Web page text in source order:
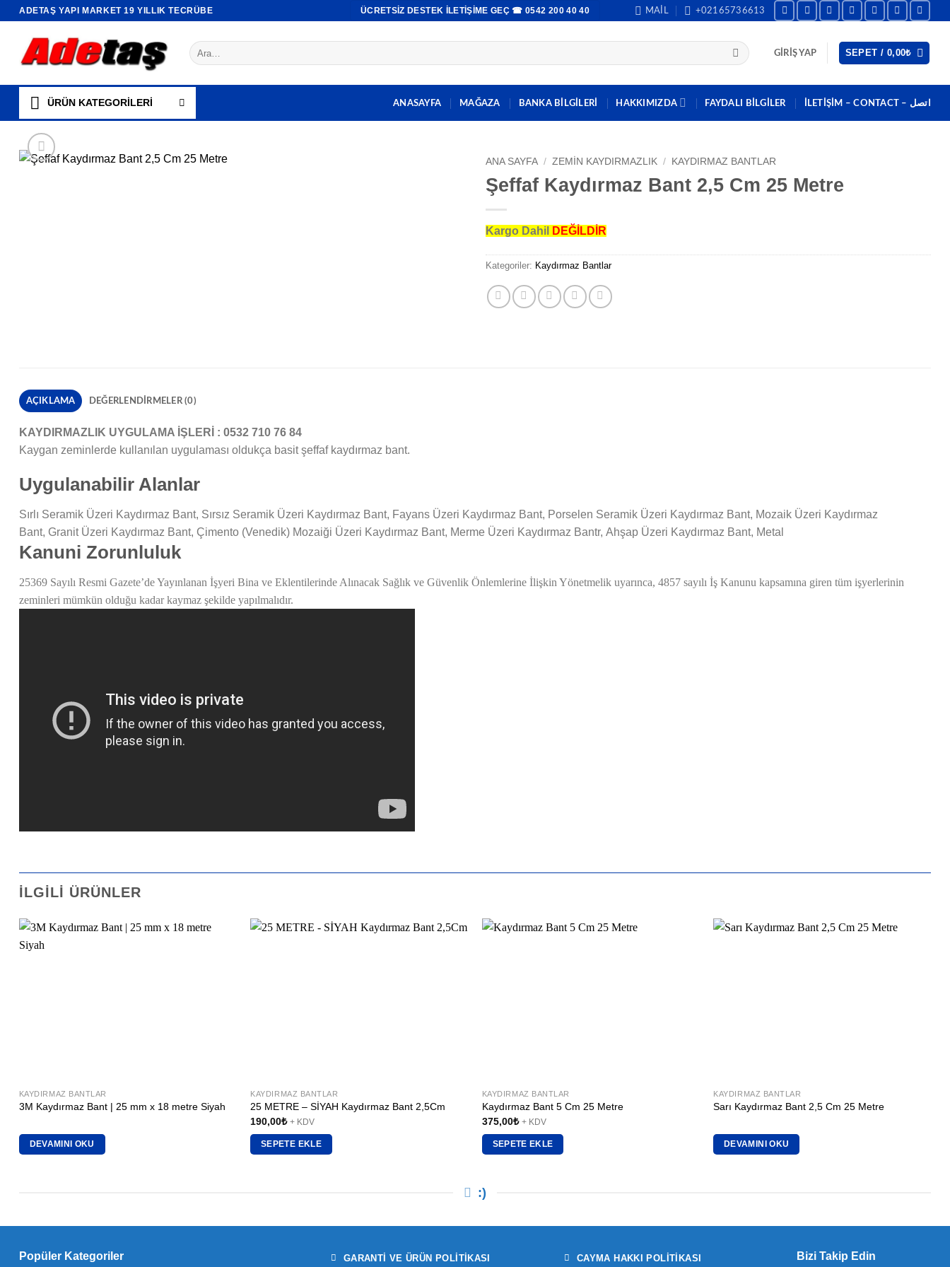
İçeriğeADETAŞ YAPI MARKET 19 YILLIK TECRÜBE ÜCRETSIZ DESTEK İLETIŞIME GEÇ ☎ 0542 200 40 40 MAIL +02165736613
Ara:
GIRIŞ YAP SEPET / 0,00₺
ÜRÜN KATEGORİLERİ ANASAYFA MAĞAZA BANKA BİLGİLERİ HAKKIMIZDA FAYDALI BILGILER İLETİŞİM – CONTACT – اتصل
ANA SAYFA / ZEMIN KAYDIRMAZLIK / KAYDIRMAZ BANTLAR
Şeffaf Kaydırmaz Bant 2,5 Cm 25 Metre
Kargo Dahil DEĞİLDİR
Kategoriler: Kaydırmaz Bantlar
AÇIKLAMA DEĞERLENDIRMELER (0)
KAYDIRMAZLIK UYGULAMA İŞLERİ : 0532 710 76 84
Kaygan zeminlerde kullanılan uygulaması oldukça basit şeffaf kaydırmaz bant.
Uygulanabilir Alanlar
Sırlı Seramik Üzeri Kaydırmaz Bant, Sırsız Seramik Üzeri Kaydırmaz Bant, Fayans Üzeri Kaydırmaz Bant, Porselen Seramik Üzeri Kaydırmaz Bant, Mozaik Üzeri Kaydırmaz
Bant, Granit Üzeri Kaydırmaz Bant, Çimento (Venedik) Mozaiği Üzeri Kaydırmaz Bant, Merme Üzeri Kaydırmaz Bantr, Ahşap Üzeri Kaydırmaz Bant, Metal
Kanuni Zorunluluk
25369 Sayılı Resmi Gazete’de Yayınlanan İşyeri Bina ve Eklentilerinde Alınacak Sağlık ve Güvenlik Önlemlerine İlişkin Yönetmelik uyarınca, 4857 sayılı İş Kanunu kapsamına giren tüm işyerlerinin
zeminleri mümkün olduğu kadar kaymaz şekilde yapılmalıdır.
İLGILI ÜRÜNLER
KAYDIRMAZ BANTLAR
3M Kaydırmaz Bant | 25 mm x 18 metre Siyah
DEVAMINI OKU
KAYDIRMAZ BANTLAR
25 METRE – SİYAH Kaydırmaz Bant 2,5Cm
190,00₺ + KDV
SEPETE EKLE
KAYDIRMAZ BANTLAR
Kaydırmaz Bant 5 Cm 25 Metre
375,00₺ + KDV
SEPETE EKLE
KAYDIRMAZ BANTLAR
Sarı Kaydırmaz Bant 2,5 Cm 25 Metre
DEVAMINI OKU
:)
Popüler Kategoriler GARANTI VE ÜRÜN POLITIKASI CAYMA HAKKI POLITIKASI Bizi Takip Edin